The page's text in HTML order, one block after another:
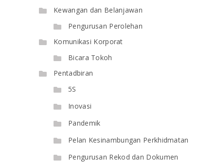
Kewangan dan Belanjawan
Pengurusan Perolehan
Komunikasi Korporat
Bicara Tokoh
Pentadbiran
5S
Inovasi
Pandemik
Pelan Kesinambungan Perkhidmatan
Pengurusan Rekod dan Dokumen